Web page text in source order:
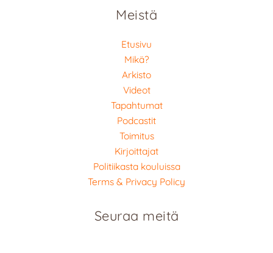
Meistä
Etusivu
Mikä?
Arkisto
Videot
Tapahtumat
Podcastit
Toimitus
Kirjoittajat
Politiikasta kouluissa
Terms & Privacy Policy
Seuraa meitä